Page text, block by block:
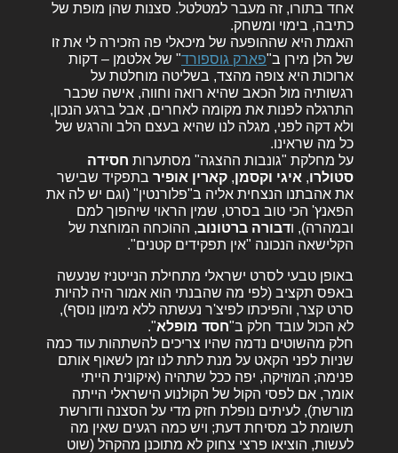
אחד בתורו, זה מעבר למטלטל. סצנות שהן מופת של
כתיבה, בימוי ומשחק.
האמת היא שההופעה של מיכאלי פה הזכירה לי את זו
של הלן מירן ב"פארק גוספורד" של אלטמן – דקות
ארוכות היא צופה מהצד, בשליטה מוחלטת על
רגשותיה מול הכאב שהיא רואה וחווה, אישה שכבר
התרגלה לפנות את מקומה לאחרים, אבל ברגע הנכון,
ולא דקה לפני, מגלה לנו שהיא בעצם הלב והרגש של
כל מה שראינו.
על מחלקת "גונבות ההצגה" מסתערות חסידה
סטולרו, איגי וקסמן, קארין אופיר בתפקיד שבישר
את אהבתנו הנצחית אליה ב"פלורנטין" (וגם יש לה את
הפאנץ' הכי טוב בסרט, שמין הראוי שיהפוך למם
ובמהרה), ודבורה ברטונוב, ההוכחה המוחצת של
הקלישאה הנכונה "אין תפקידים קטנים".
באופן טבעי לסרט ישראלי מתחילת הנייטניז שנעשה
באפס תקציב (לפי מה שהבנתי הוא אמור היה להיות
סרט קצר, והפיכתו לפיצ'ר נעשתה ללא מימון נוסף),
לא הכול עובד חלק ב"חסד מופלא".
חלק מהשוטים נדמה שהיו צריכים להשתהות עוד כמה
שניות לפני הקאט על מנת לתת לנו זמן לשאוף אותם
פנימה; המוזיקה, יפה ככל שתהיה (איקונית הייתי
אומר, אם לפסי הקול של הקולנוע הישראלי הייתה
מורשת), לעיתים נופלת חזק מדי על הסצנה ודורשת
תשומת לב מסיחת דעת; ויש כמה רגעים שאין מה
לעשות, הוציאו פרצי צחוק לא מתוכנן מהקהל (שוט